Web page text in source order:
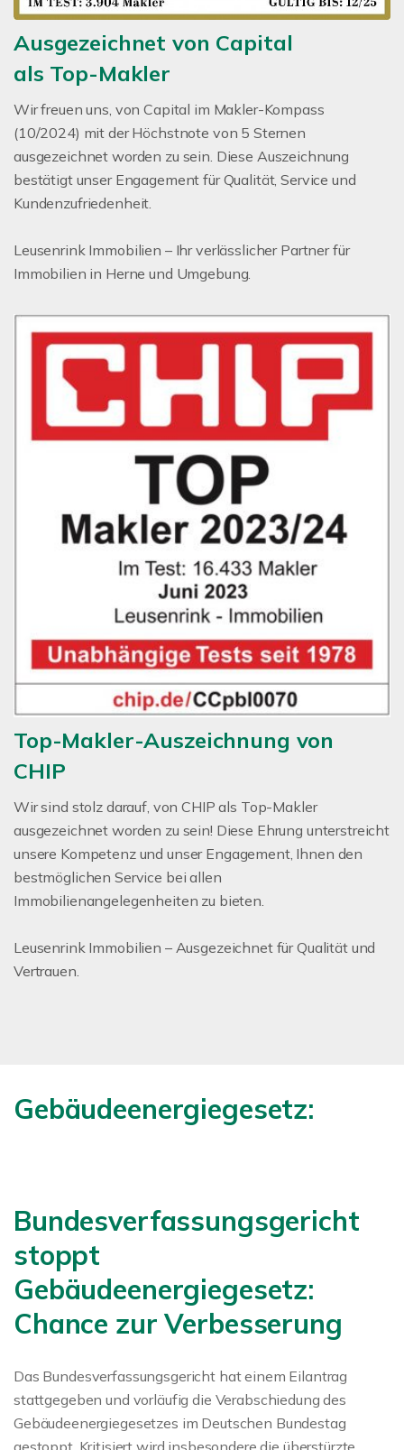
Ausgezeichnet von Capital
als Top-Makler
Wir freuen uns, von Capital im Makler-Kompass
(10/2024) mit der Höchstnote von 5 Sternen
ausgezeichnet worden zu sein. Diese Auszeichnung
bestätigt unser Engagement für Qualität, Service und
Kundenzufriedenheit.
Leusenrink Immobilien – Ihr verlässlicher Partner für
Immobilien in Herne und Umgebung.
Top-Makler-Auszeichnung von
CHIP
Wir sind stolz darauf, von CHIP als Top-Makler
ausgezeichnet worden zu sein! Diese Ehrung unterstreicht
unsere Kompetenz und unser Engagement, Ihnen den
bestmöglichen Service bei allen
Immobilienangelegenheiten zu bieten.
Leusenrink Immobilien – Ausgezeichnet für Qualität und
Vertrauen.
Gebäudeenergiegesetz:
Bundesverfassungsgericht
stoppt
Gebäudeenergiegesetz:
Chance zur Verbesserung
Das Bundesverfassungsgericht hat einem Eilantrag
stattgegeben und vorläufig die Verabschiedung des
Gebäudeenergiegesetzes im Deutschen Bundestag
gestoppt. Kritisiert wird insbesondere die überstürzte